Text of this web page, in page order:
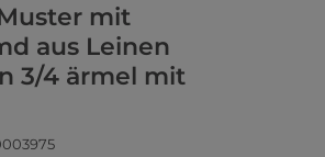
mit
aus Leinen
3/4 ärmel mit